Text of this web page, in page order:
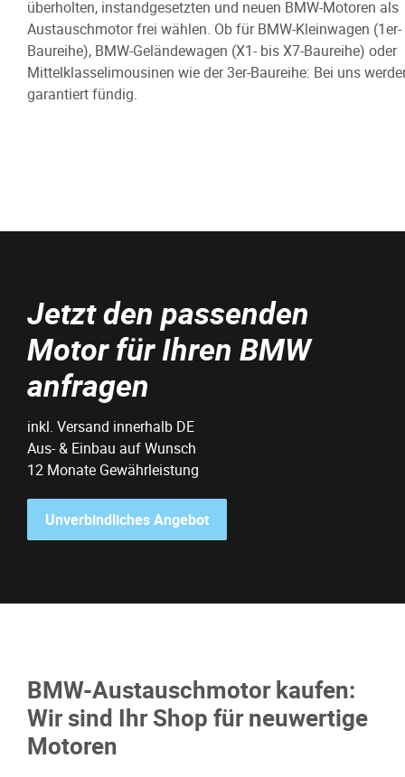
überholten, instandgesetzten und neuen BMW-Motoren als
Austauschmotor frei wählen. Ob für BMW-Kleinwagen (1er-
Baureihe), BMW-Geländewagen (X1- bis X7-Baureihe) oder
Mittelklasselimousinen wie der 3er-Baureihe: Bei uns
garantiert fündig.
Jetzt den passenden
Motor für Ihren BMW
anfragen
inkl. Versand innerhalb DE
Aus- & Einbau auf Wunsch
12 Monate Gewährleistung
Unverbindliches Angebot
BMW-Austauschmotor kaufen:
Wir sind Ihr Shop für neuwertige
Motoren